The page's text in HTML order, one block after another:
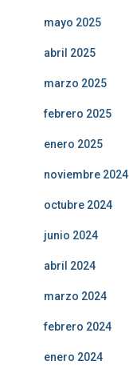
mayo 2025
abril 2025
marzo 2025
febrero 2025
enero 2025
noviembre 2024
octubre 2024
junio 2024
abril 2024
marzo 2024
febrero 2024
enero 2024